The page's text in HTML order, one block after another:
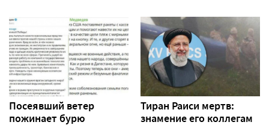
Посеявший ветер
пожинает бурю
Тиран Раиси мертв:
знамение его коллегам